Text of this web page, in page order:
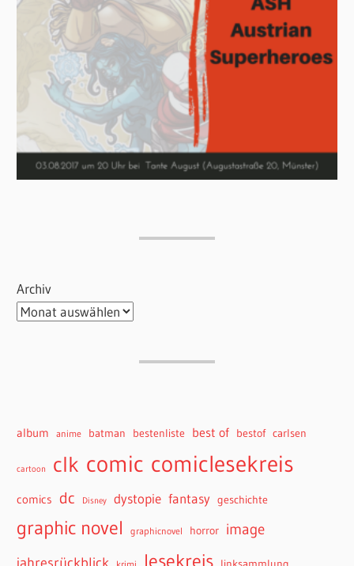
Archiv
album anime batman bestenliste best of bestof carlsen
cartoon clk comic comiclesekreis
comics dc Disney dystopie fantasy geschichte
graphic novel graphicnovel horror image
lesekreis